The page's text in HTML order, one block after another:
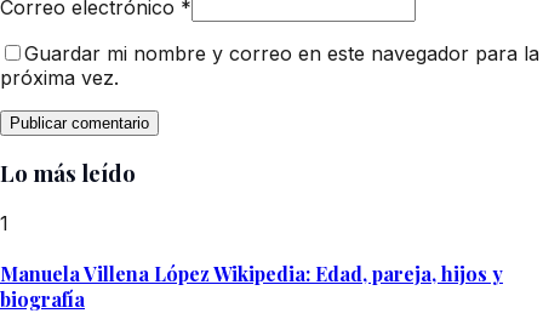
Correo electrónico *
Guardar mi nombre y correo en este navegador para la
próxima vez.
Lo más leído
1
Manuela Villena López Wikipedia: Edad, pareja, hijos y
biografía